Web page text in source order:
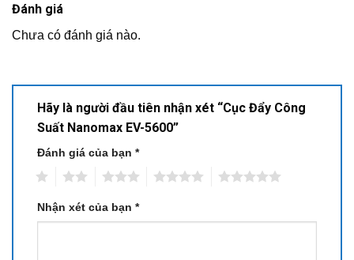
Đánh giá
Chưa có đánh giá nào.
Hãy là người đầu tiên nhận xét “Cục Đẩy Công
Suất Nanomax EV-5600”
Đánh giá của bạn *
Nhận xét của bạn *